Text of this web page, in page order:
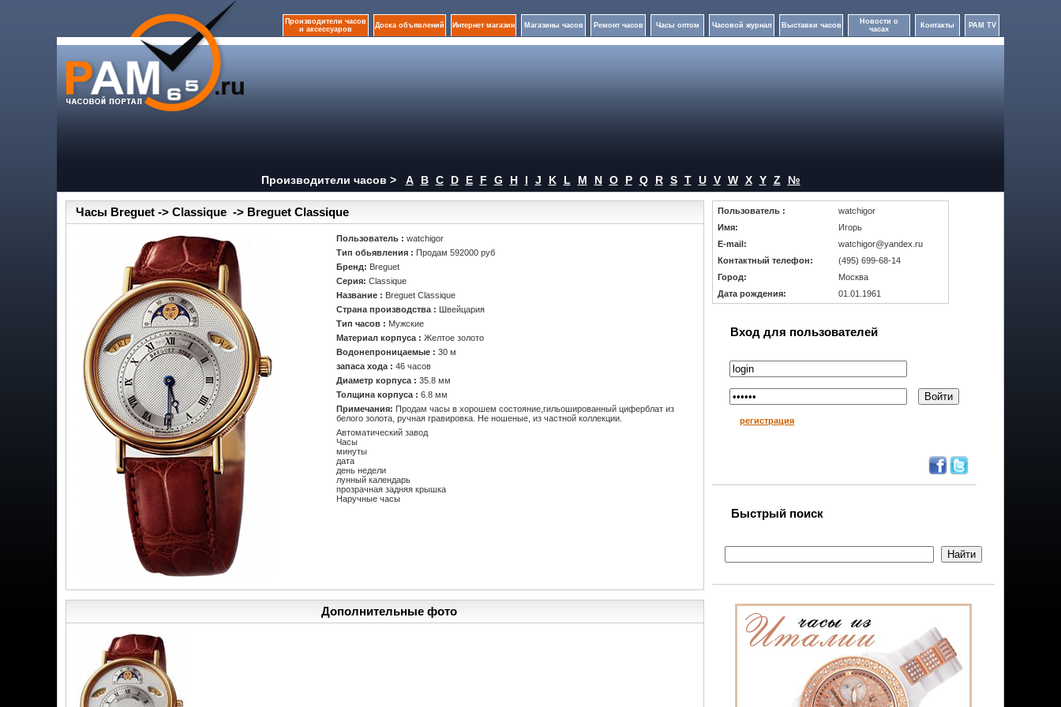
Производители часов
и аксессуаров
Доска объявлений Интернет магазин Магазины часов Ремонт часов Часы оптом Часовой журнал Выставки часов
Новости о
часах
Контакты PAM TV
Производители часов > A B C D E F G H I J K L M N O P Q R S T U V W X Y Z №
Часы Breguet -> Classique -> Breguet Classique
Пользователь :watchigor
Тип обьявления : Продам 592000 руб
Бренд: Breguet
Серия:Classique
Название : Breguet Classique
Страна производства :
Швейцария
Тип часов : Мужские
Материал корпуса :Желтое золото
Водонепроницаемые :30 м
запаса хода :46 часов
Диаметр корпуса :35.8 мм
Толщина корпуса :6.8 мм
Примечания: Продам часы в хорошем состояние,гильошированный циферблат из
белого золота, ручная гравировка. Не ношеные, из частной коллекции.
Автоматический завод
Часы
минуты
дата
день недели
лунный календарь
прозрачная задняя крышка
Наручные часы
Дополнительные фото
Пользователь :
watchigor
Имя:
Игорь
E-mail:
watchigor@yandex.ru
Контактный телефон:
(495) 699-68-14
Город:
Москва
Дата рождения:
01.01.1961
Вход для пользователей
регистрация
Быстрый поиск